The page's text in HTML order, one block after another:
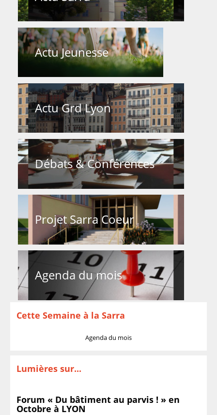
Actu Jeunesse
Actu Grd Lyon
Débats & Conférences
Projet Sarra Coeur
Agenda du mois
Cette Semaine à la Sarra
Agenda du mois
Lumières sur...
Forum « Du bâtiment au parvis ! » en
Octobre à LYON